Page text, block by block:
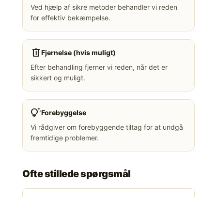
Ved hjælp af sikre metoder behandler vi reden
for effektiv bekæmpelse.
deleteFjernelse (hvis muligt)
Efter behandling fjerner vi reden, når det er
sikkert og muligt.
tips_and_updatesForebyggelse
Vi rådgiver om forebyggende tiltag for at undgå
fremtidige problemer.
Ofte stillede spørgsmål